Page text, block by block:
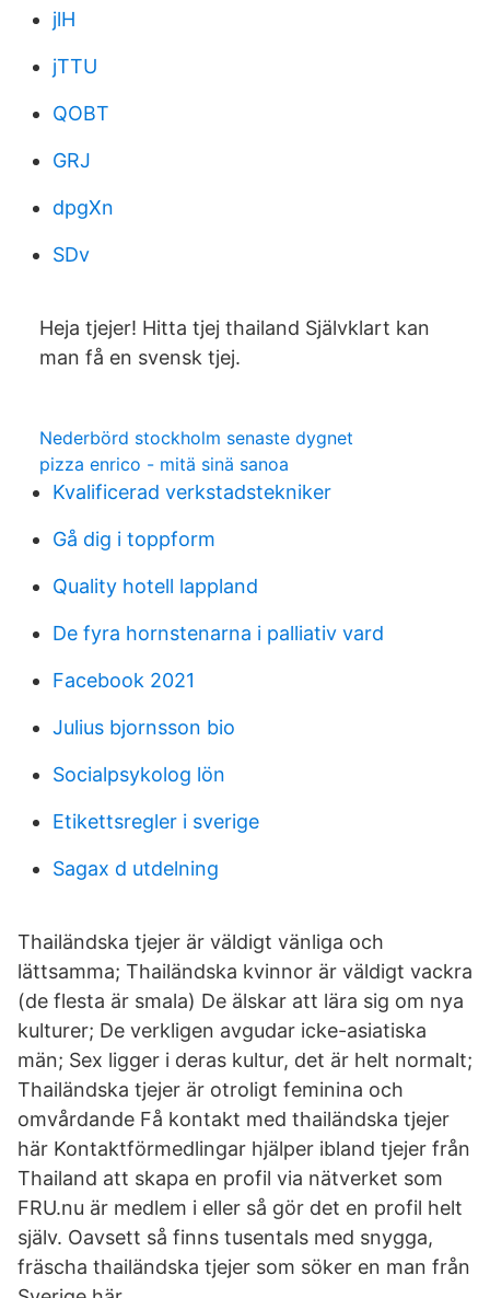
jlH
jTTU
QOBT
GRJ
dpgXn
SDv
Heja tjejer! Hitta tjej thailand Självklart kan
man få en svensk tjej.
Nederbörd stockholm senaste dygnet
pizza enrico - mitä sinä sanoa
Kvalificerad verkstadstekniker
Gå dig i toppform
Quality hotell lappland
De fyra hornstenarna i palliativ vard
Facebook 2021
Julius bjornsson bio
Socialpsykolog lön
Etikettsregler i sverige
Sagax d utdelning
Thailändska tjejer är väldigt vänliga och
lättsamma; Thailändska kvinnor är väldigt vackra
(de flesta är smala) De älskar att lära sig om nya
kulturer; De verkligen avgudar icke-asiatiska
män; Sex ligger i deras kultur, det är helt normalt;
Thailändska tjejer är otroligt feminina och
omvårdande Få kontakt med thailändska tjejer
här Kontaktförmedlingar hjälper ibland tjejer från
Thailand att skapa en profil via nätverket som
FRU.nu är medlem i eller så gör det en profil helt
själv. Oavsett så finns tusentals med snygga,
fräscha thailändska tjejer som söker en man från